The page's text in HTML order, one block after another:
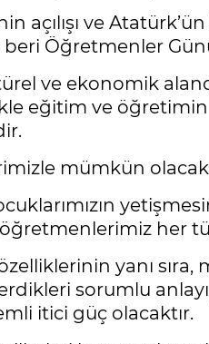
açılışı ve
beri Öğretmenler
ve ekonomik
eğitim ve
mümkün
her
yanı sıra,
sorumlu
itici güç olacaktır.